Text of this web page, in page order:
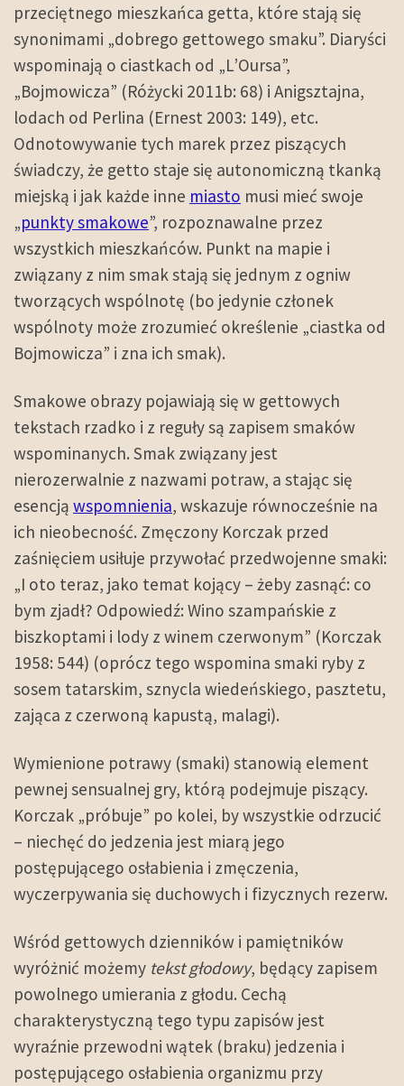
przeciętnego mieszkańca getta, które stają się
synonimami „dobrego gettowego smaku”. Diaryści
wspominają o ciastkach od „L’Oursa”,
„Bojmowicza” (Różycki 2011b: 68) i Anigsztajna,
lodach od Perlina (Ernest 2003: 149), etc.
Odnotowywanie tych marek przez piszących
świadczy, że getto staje się autonomiczną tkanką
miejską i jak każde inne miasto musi mieć swoje
„punkty smakowe”, rozpoznawalne przez
wszystkich mieszkańców. Punkt na mapie i
związany z nim smak stają się jednym z ogniw
tworzących wspólnotę (bo jedynie członek
wspólnoty może zrozumieć określenie „ciastka od
Bojmowicza” i zna ich smak).
Smakowe obrazy pojawiają się w gettowych
tekstach rzadko i z reguły są zapisem smaków
wspominanych. Smak związany jest
nierozerwalnie z nazwami potraw, a stając się
esencją wspomnienia, wskazuje równocześnie na
ich nieobecność. Zmęczony Korczak przed
zaśnięciem usiłuje przywołać przedwojenne smaki:
„I oto teraz, jako temat kojący – żeby zasnąć: co
bym zjadł? Odpowiedź: Wino szampańskie z
biszkoptami i lody z winem czerwonym” (Korczak
1958: 544) (oprócz tego wspomina smaki ryby z
sosem tatarskim, sznycla wiedeńskiego, pasztetu,
zająca z czerwoną kapustą, malagi).
Wymienione potrawy (smaki) stanowią element
pewnej sensualnej gry, którą podejmuje piszący.
Korczak „próbuje” po kolei, by wszystkie odrzucić
– niechęć do jedzenia jest miarą jego
postępującego osłabienia i zmęczenia,
wyczerpywania się duchowych i fizycznych rezerw.
Wśród gettowych dzienników i pamiętników
wyróżnić możemy tekst głodowy, będący zapisem
powolnego umierania z głodu. Cechą
charakterystyczną tego typu zapisów jest
wyraźnie przewodni wątek (braku) jedzenia i
postępującego osłabienia organizmu przy